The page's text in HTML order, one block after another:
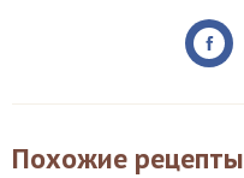
Похожие рецепты